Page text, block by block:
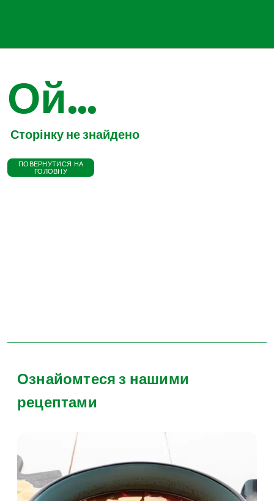
Ой...
Сторінку не знайдено
ПОВЕРНУТИСЯ НА
ГОЛОВНУ
Ознайомтеся з нашими
рецептами